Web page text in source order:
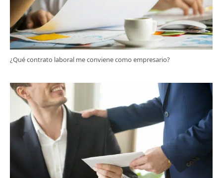
¿Qué contrato laboral me conviene como empresario?